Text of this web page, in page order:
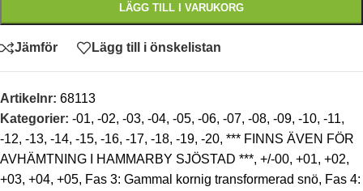
LÄGG TILL I VARUKORG
Jämför Lägg till i önskelistan
Artikelnr: 68113
Kategorier: -01, -02, -03, -04, -05, -06, -07, -08, -09, -10, -11,
-12, -13, -14, -15, -16, -17, -18, -19, -20, *** FINNS ÄVEN FÖR
AVHÄMTNING I HAMMARBY SJÖSTAD ***, +/-00, +01, +02,
+03, +04, +05, Fas 3: Gammal kornig transformerad snö, Fas 4: